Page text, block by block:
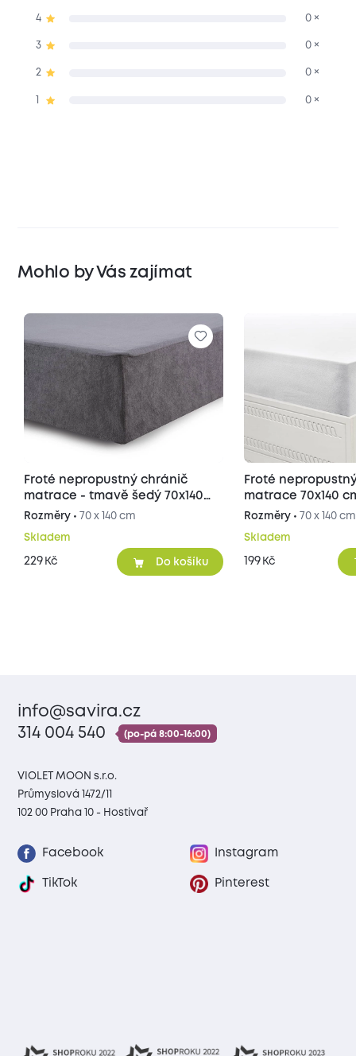
4 0 ×
3 0 ×
2 0 ×
0 ×
Mohlo by Vás zajímat
Froté nepropustný chránič
matrace - tmavě šedý 70x140
cm
Rozměry • 70 x 140 cm
Skladem
229 Kč Do košíku
Froté
matrace 70x140
Rozměry • 70 x 140 cm
Skladem
199 Kč
info@savira.cz
314 004 540
(po-pá 8:00-16:00)
VIOLET MOON s.r.o.
Průmyslová 1472/11
102 00 Praha 10 - Hostivař
Facebook Instagram
TikTok Pinterest